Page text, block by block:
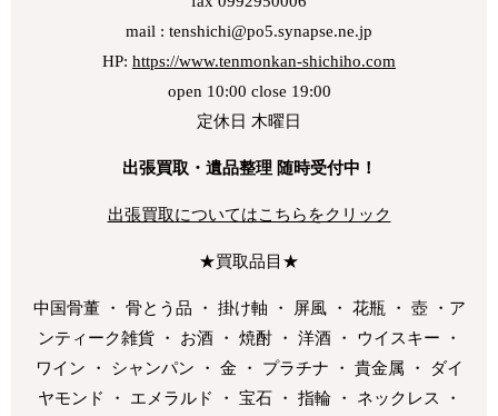
mail : tenshichi@po5.synapse.ne.jp
HP: https://www.tenmonkan-shichiho.com
open 10:00 close 19:00
定休日 木曜日
出張買取・遺品整理 随時受付中！
出張買取についてはこちらをクリック
★買取品目★
中国骨董 ・ 骨とう品 ・ 掛け軸 ・ 屏風 ・ 花瓶 ・ 壺 ・ア
ンティーク雑貨 ・ お酒 ・ 焼酎 ・ 洋酒 ・ ウイスキー ・
ワイン ・ シャンパン ・ 金 ・ プラチナ ・ 貴金属 ・ ダイ
ヤモンド ・ エメラルド ・ 宝石 ・ 指輪 ・ ネックレス ・